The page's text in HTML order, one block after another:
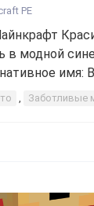
PE
в модной
имя:
, Заботливые